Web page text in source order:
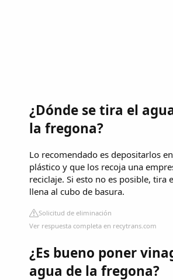
¿Dónde se tira el
la fregona?
Lo recomendado es depositarlos
plástico y que los recoja una
reciclaje. Si esto no es posible, tira
llena al cubo de basura.
Solicitud de eliminación
Ver respuesta completa en recytrans.com
¿Es bueno poner
agua de la fregona?